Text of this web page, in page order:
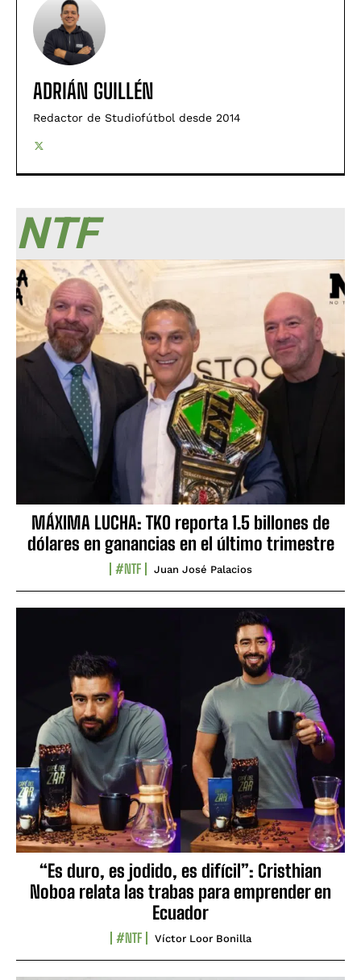
ADRIÁN GUILLÉN
Redactor de Studiofútbol desde 2014
NTF
MÁXIMA LUCHA: TKO reporta 1.5 billones de
dólares en ganancias en el último trimestre
#NTF Juan José Palacios
“Es duro, es jodido, es difícil”: Cristhian
Noboa relata las trabas para emprender en
Ecuador
#NTF Víctor Loor Bonilla